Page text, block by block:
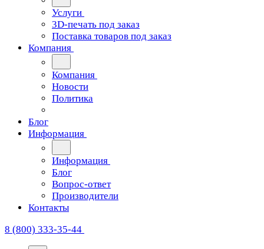
Услуги
3D-печать под заказ
Поставка товаров под заказ
Компания
Компания
Новости
Политика
Блог
Информация
Информация
Блог
Вопрос-ответ
Производители
Контакты
8 (800) 333-35-44